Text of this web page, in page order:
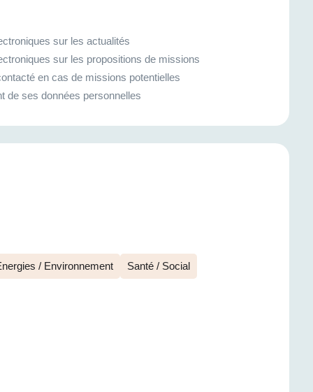
sur les actualités
sur les propositions de missions
en cas de missions potentielles
de ses données personnelles
/ Environnement Santé / Social